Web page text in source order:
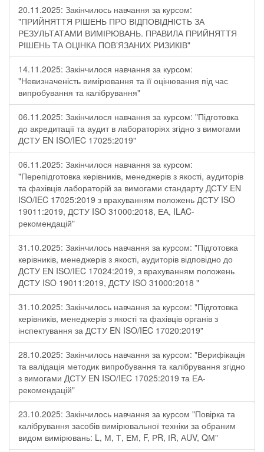
20.11.2025: Закінчилось навчання за курсом:
"ПРИЙНЯТТЯ РІШЕНЬ ПРО ВІДПОВІДНІСТЬ ЗА
РЕЗУЛЬТАТАМИ ВИМІРЮВАНЬ. ПРАВИЛА ПРИЙНЯТТЯ
РІШЕНЬ ТА ОЦІНКА ПОВ’ЯЗАНИХ РИЗИКІВ"
14.11.2025: Закінчилося навчання за курсом:
"Невизначеність вимірювання та її оцінювання під час
випробування та калібрування"
06.11.2025: Закінчилося навчання за курсом: "Підготовка
до акредитації та аудит в лабораторіях згідно з вимогами
ДСТУ EN ISO/IEC 17025:2019"
06.11.2025: Закінчилося навчання за курсом:
"Перепідготовка керівників, менеджерів з якості, аудиторів
та фахівців лабораторій за вимогами стандарту ДСТУ EN
ISO/IEC 17025:2019 з врахуванням положень ДСТУ ISO
19011:2019, ДСТУ ISO 31000:2018, ЕА, ILAC-
рекомендацій"
31.10.2025: Закінчилось навчання за курсом: "Підготовка
керівників, менеджерів з якості, аудиторів відповідно до
ДСТУ EN ISO/IEC 17024:2019, з врахуванням положень
ДСТУ ISO 19011:2019, ДСТУ ISO 31000:2018 "
31.10.2025: Закінчилось навчання за курсом: "Підготовка
керівників, менеджерів з якості та фахівців органів з
інспектування за ДСТУ EN ISO/IEC 17020:2019"
28.10.2025: Закінчилось навчання за курсом: "Верифікація
та валідація методик випробування та калібрування згідно
з вимогами ДСТУ EN ISO/IEC 17025:2019 та ЕА-
рекомендацій"
23.10.2025: Закінчилось навчання за курсом "Повірка та
калібрування засобів вимірювальної техніки за обраним
видом вимірювань: L, М, Т, ЕМ, F, РR, ІR, АUV, QМ"